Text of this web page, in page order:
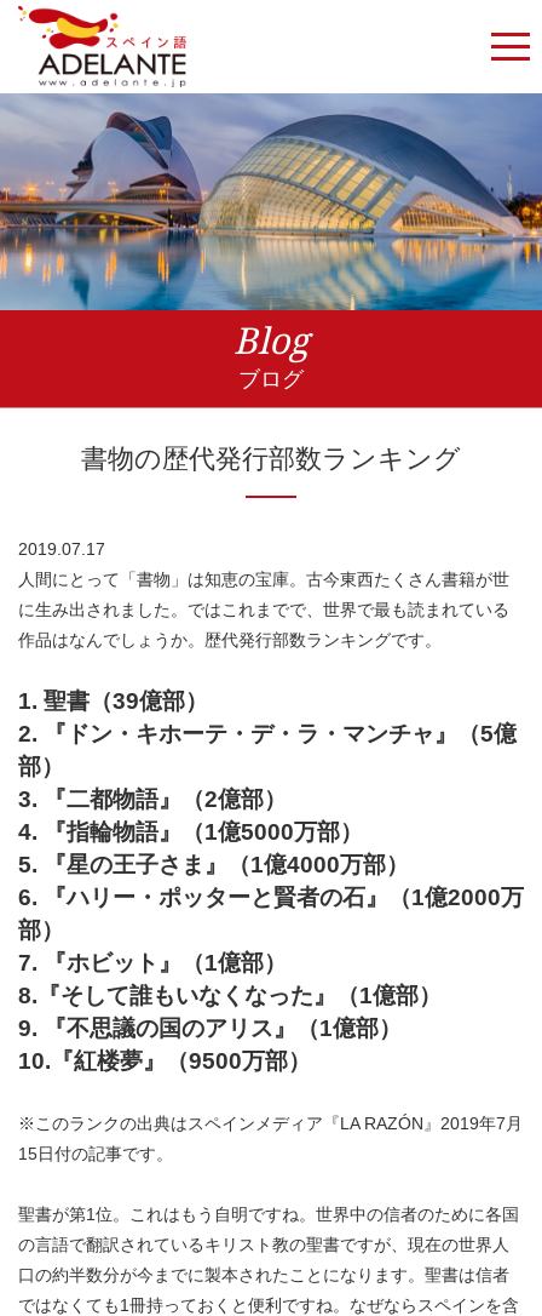
Blog
ブログ
書物の歴代発行部数ランキング
2019.07.17
人間にとって「書物」は知恵の宝庫。古今東西たくさん書籍が世
に生み出されました。ではこれまでで、世界で最も読まれている
作品はなんでしょうか。歴代発行部数ランキングです。
1. 聖書（39億部）
2. 『ドン・キホーテ・デ・ラ・マンチャ』（5億
部）
3. 『二都物語』（2億部）
4. 『指輪物語』（1億5000万部）
5. 『星の王子さま』（1億4000万部）
6. 『ハリー・ポッターと賢者の石』（1億2000万
部）
7. 『ホビット』（1億部）
8.『そして誰もいなくなった』（1億部）
9. 『不思議の国のアリス』（1億部）
10.『紅楼夢』（9500万部）
※このランクの出典はスペインメディア『LA RAZÓN』2019年7月
15日付の記事です。
聖書が第1位。これはもう自明ですね。世界中の信者のために各国
の言語で翻訳されているキリスト教の聖書ですが、現在の世界人
口の約半数分が今までに製本されたことになります。聖書は信者
ではなくても1冊持っておくと便利ですね。なぜならスペインを含